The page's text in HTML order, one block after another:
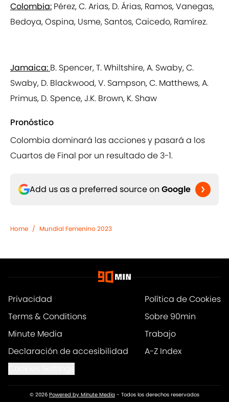
Colombia: Pérez, C. Arias, D. Árias, Ramos, Vanegas,
Bedoya, Ospina, Usme, Santos, Caicedo, Ramírez.
Jamaica: B. Spencer, T. Whiltshire, A. Swaby, C.
Swaby, D. Blackwood, V. Sampson, C. Matthews, A.
Primus, D. Spence, J.K. Brown, K. Shaw
Pronóstico
Colombia dominará las acciones y pasará a los
Cuartos de Final por un resultado de 3-1.
Add us as a preferred source on Google
Home / Mundial Femenino 2023
Privacidad
Política de Cookies
Terms & Conditions
Sobre 90min
Minute Media
Trabajo
Declaración de accesibilidad
A-Z Index
© 2026 Powered by Minute Media - Todos los derechos reservados